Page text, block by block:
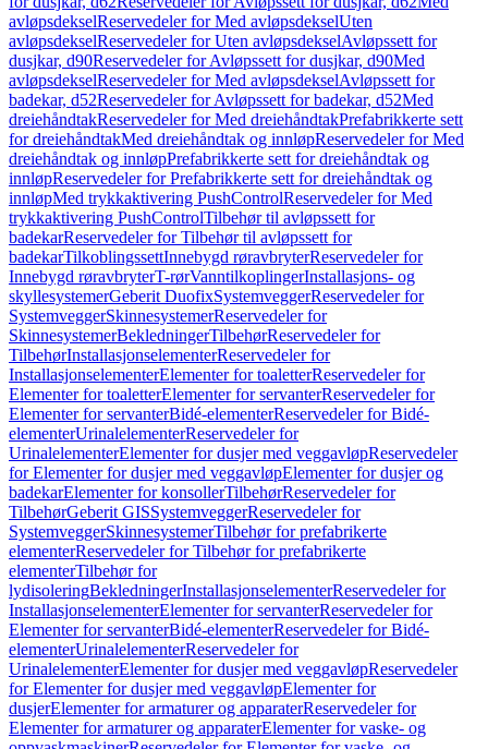
avløpsdekselReservedeler for Med avløpsdekselUten
avløpsdekselReservedeler for Uten avløpsdekselAvløpssett for
dusjkar, d90Reservedeler for Avløpssett for dusjkar, d90Med
avløpsdekselReservedeler for Med avløpsdekselAvløpssett for
badekar, d52Reservedeler for Avløpssett for badekar, d52Med
dreiehåndtakReservedeler for Med dreiehåndtakPrefabrikkerte sett
for dreiehåndtakMed dreiehåndtak og innløpReservedeler for Med
dreiehåndtak og innløpPrefabrikkerte sett for dreiehåndtak og
innløpReservedeler for Prefabrikkerte sett for dreiehåndtak og
innløpMed trykkaktivering PushControlReservedeler for Med
trykkaktivering PushControlTilbehør til avløpssett for
badekarReservedeler for Tilbehør til avløpssett for
badekarTilkoblingssettInnebygd røravbryterReservedeler for
Innebygd røravbryterT-rørVanntilkoplingerInstallasjons- og
skyllesystemerGeberit DuofixSystemveggerReservedeler for
SystemveggerSkinnesystemerReservedeler for
SkinnesystemerBekledningerTilbehørReservedeler for
TilbehørInstallasjonselementerReservedeler for
InstallasjonselementerElementer for toaletterReservedeler for
Elementer for toaletterElementer for servanterReservedeler for
Elementer for servanterBidé-elementerReservedeler for Bidé-
elementerUrinalelementerReservedeler for
UrinalelementerElementer for dusjer med veggavløpReservedeler
for Elementer for dusjer med veggavløpElementer for dusjer og
badekarElementer for konsollerTilbehørReservedeler for
TilbehørGeberit GISSystemveggerReservedeler for
SystemveggerSkinnesystemerTilbehør for prefabrikerte
elementerReservedeler for Tilbehør for prefabrikerte
elementerTilbehør for
lydisoleringBekledningerInstallasjonselementerReservedeler for
InstallasjonselementerElementer for servanterReservedeler for
Elementer for servanterBidé-elementerReservedeler for Bidé-
elementerUrinalelementerReservedeler for
UrinalelementerElementer for dusjer med veggavløpReservedeler
for Elementer for dusjer med veggavløpElementer for
dusjerElementer for armaturer og apparaterReservedeler for
Elementer for armaturer og apparaterElementer for vaske- og